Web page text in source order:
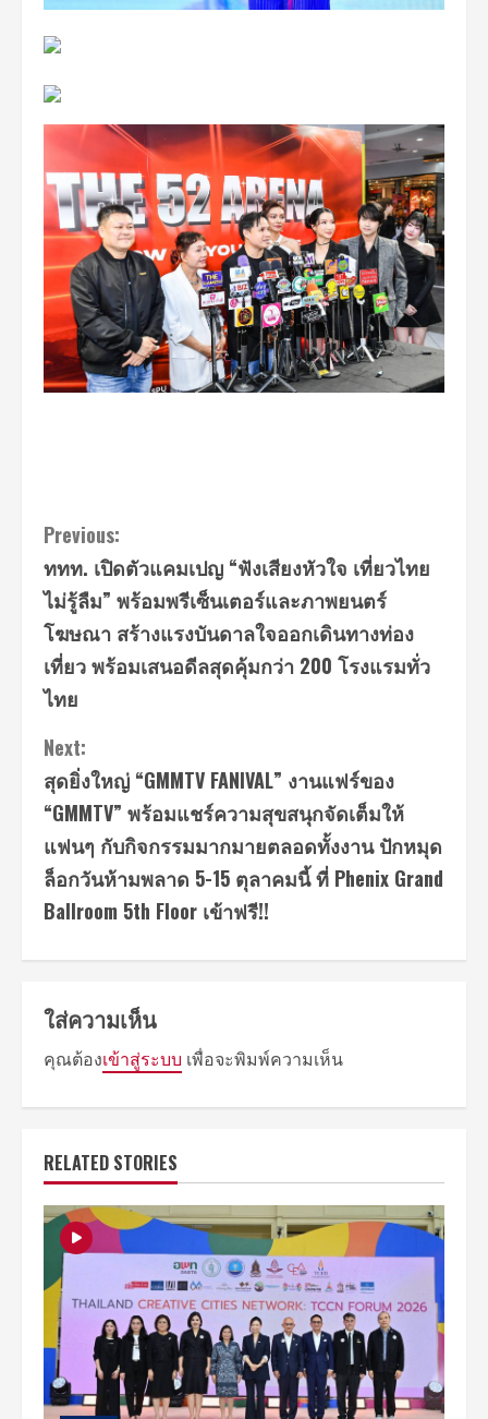
Continue
Reading
Previous:
ททท. เปิดตัวแคมเปญ “ฟังเสียงหัวใจ เที่ยวไทย
ไม่รู้ลืม” พร้อมพรีเซ็นเตอร์และภาพยนตร์
โฆษณา สร้างแรงบันดาลใจออกเดินทางท่อง
เที่ยว พร้อมเสนอดีลสุดคุ้มกว่า 200 โรงแรมทั่ว
ไทย
Next:
สุดยิ่งใหญ่ “GMMTV FANIVAL” งานแฟร์ของ
“GMMTV” พร้อมแชร์ความสุขสนุกจัดเต็มให้
แฟนๆ กับกิจกรรมมากมายตลอดทั้งงาน ปักหมุด
ล็อกวันห้ามพลาด 5-15 ตุลาคมนี้ ที่ Phenix Grand
Ballroom 5th Floor เข้าฟรี!!
ใส่ความเห็น
คุณต้องเข้าสู่ระบบ เพื่อจะพิมพ์ความเห็น
RELATED STORIES